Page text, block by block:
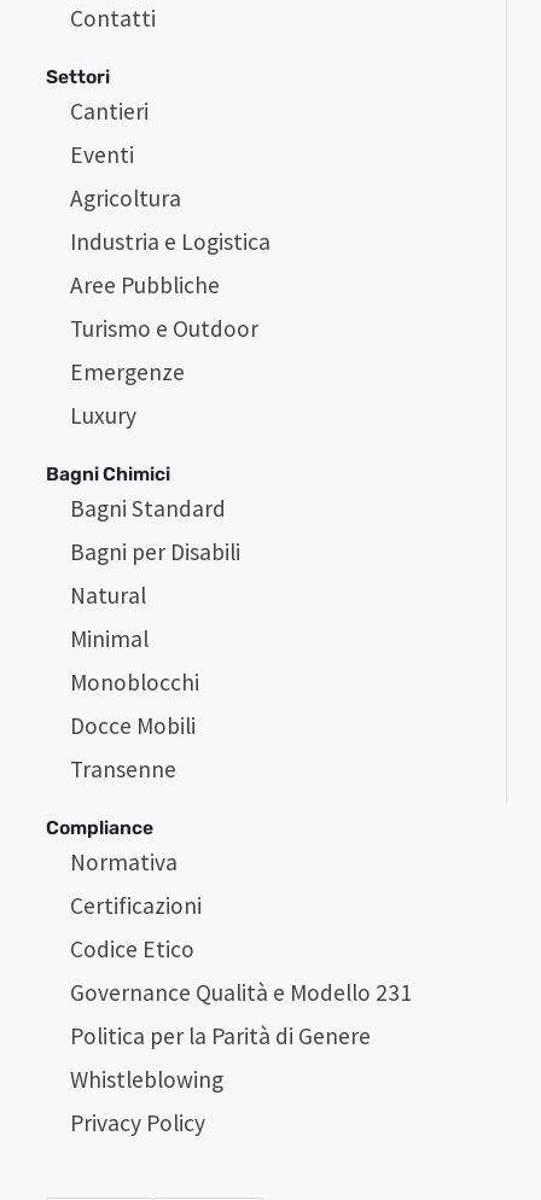
Contatti
Settori
Cantieri
Eventi
Agricoltura
Industria e Logistica
Aree Pubbliche
Turismo e Outdoor
Emergenze
Luxury
Bagni Chimici
Bagni Standard
Bagni per Disabili
Natural
Minimal
Monoblocchi
Docce Mobili
Transenne
Compliance
Normativa
Certificazioni
Codice Etico
Governance Qualità e Modello 231
Politica per la Parità di Genere
Whistleblowing
Privacy Policy